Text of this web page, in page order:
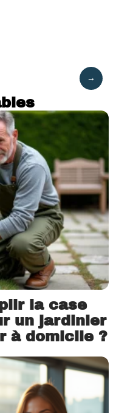
la case
un jardinier
à domicile ?